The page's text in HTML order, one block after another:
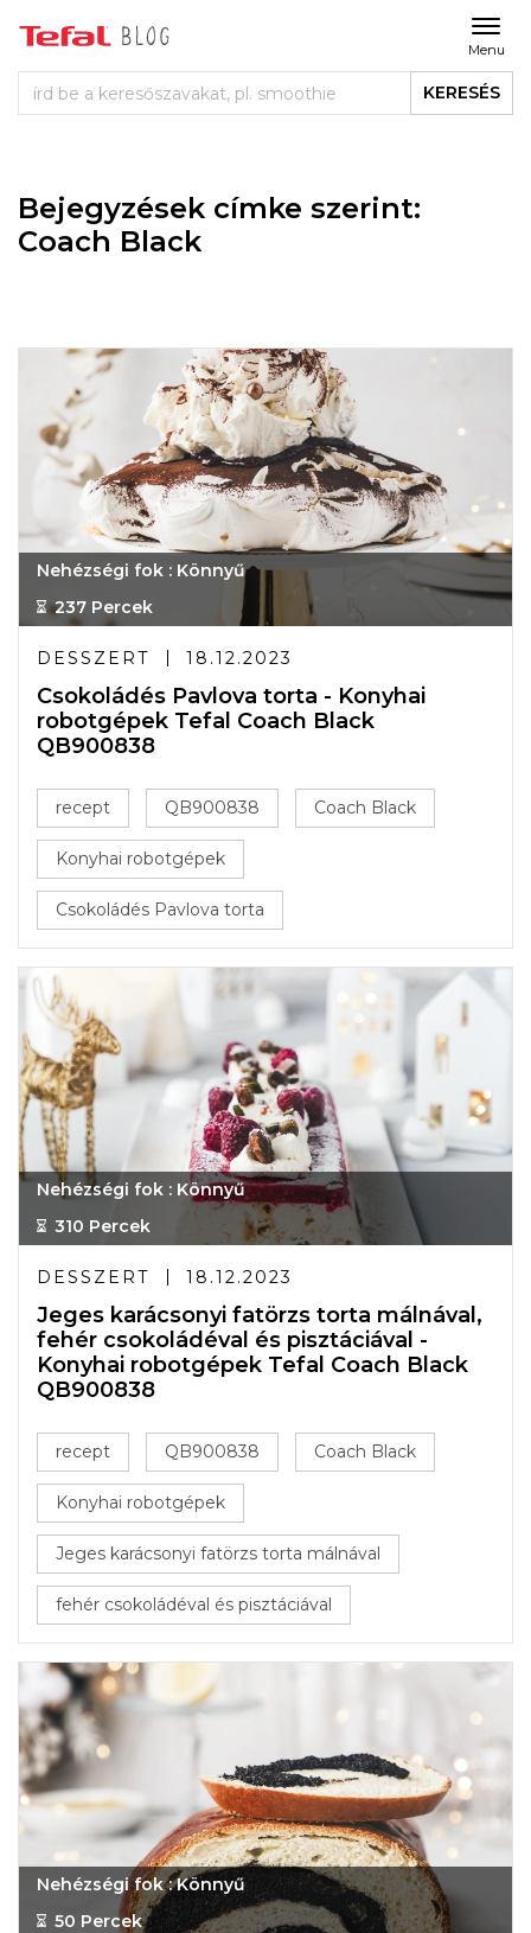
Menu
KERESÉS
Bejegyzések címke szerint:
Coach Black
Nehézségi fok : Könnyű
237 Percek
DESSZERT 18.12.2023
Csokoládés Pavlova torta - Konyhai
robotgépek Tefal Coach Black
QB900838
recept QB900838 Coach Black
Konyhai robotgépek
Csokoládés Pavlova torta
Nehézségi fok : Könnyű
310 Percek
DESSZERT 18.12.2023
Jeges karácsonyi fatörzs torta málnával,
fehér csokoládéval és pisztáciával -
Konyhai robotgépek Tefal Coach Black
QB900838
recept QB900838 Coach Black
Konyhai robotgépek
Jeges karácsonyi fatörzs torta málnával
fehér csokoládéval és pisztáciával
Nehézségi fok : Könnyű
50 Percek